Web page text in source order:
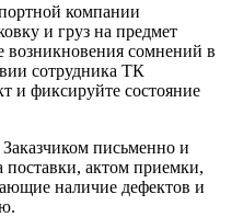
компании
и груз на предмет
возникновения сомнений в
сотрудника ТК
и фиксируйте состояние
письменно и
поставки, актом приемки,
наличие дефектов и